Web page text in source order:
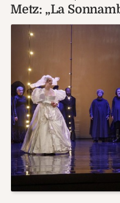
Metz: „La